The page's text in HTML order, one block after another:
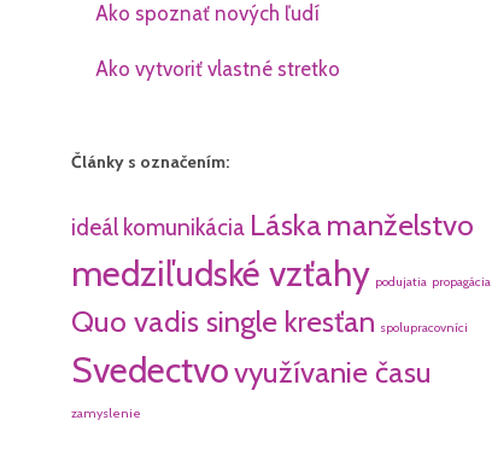
Ako spoznať nových ľudí
Ako vytvoriť vlastné stretko
Články s označením:
ideál komunikácia Láska manželstvo
medziľudské vzťahy podujatia propagácia
Quo vadis single kresťan spolupracovníci
Svedectvovyužívanie času
zamyslenie